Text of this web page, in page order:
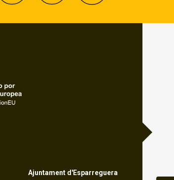
Ajuntament d'Esparreguera